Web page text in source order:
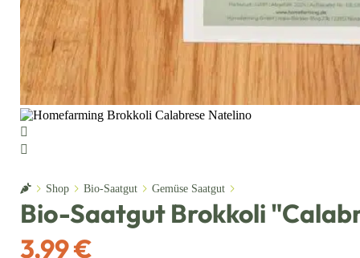
HomeShop Bio-Saatgut Gemüse Saatgut
Bio-Saatgut Brokkoli
3,99 €